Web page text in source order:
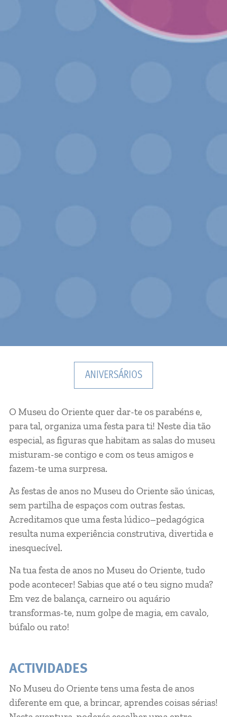
ANIVERSÁRIOS
O Museu do Oriente quer dar-te os parabéns e,
para tal, organiza uma festa para ti! Neste dia tão
especial, as figuras que habitam as salas do museu
misturam-se contigo e com os teus amigos e
fazem-te uma surpresa.
As festas de anos no Museu do Oriente são únicas,
sem partilha de espaços com outras festas.
Acreditamos que uma festa lúdico–pedagógica
resulta numa experiência construtiva, divertida e
inesquecível.
Na tua festa de anos no Museu do Oriente, tudo
pode acontecer! Sabias que até o teu signo muda?
Em vez de balança, carneiro ou aquário
transformas-te, num golpe de magia, em cavalo,
búfalo ou rato!
ACTIVIDADES
No Museu do Oriente tens uma festa de anos
diferente em que, a brincar, aprendes coisas sérias!